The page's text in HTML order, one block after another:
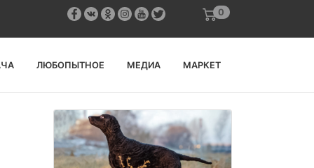
0
ЛЮБОПЫТНОЕ МЕДИА МАРКЕТ